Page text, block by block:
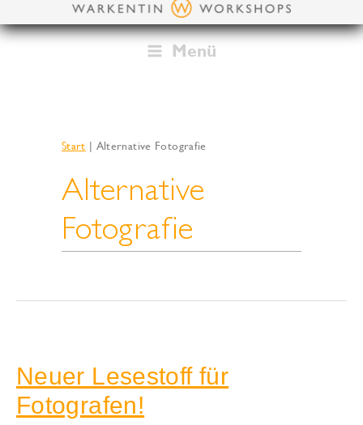
Inhalt
Menü
Start Alternative Fotografie
Alternative
Fotografie
Neuer Lesestoff für
Fotografen!